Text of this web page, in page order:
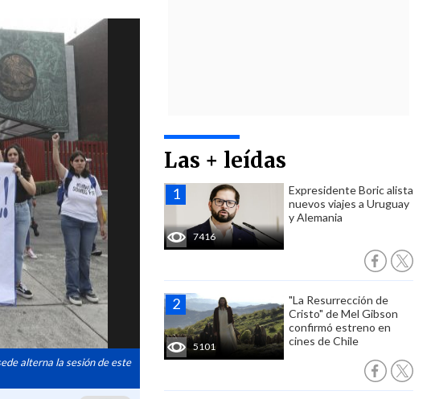
alterna la sesión de este
Las + leídas
7416
Expresidente Boric alista
nuevos viajes a Uruguay
y Alemania
5101
"La Resurrección de
Cristo" de Mel Gibson
confirmó estreno en
cines de Chile